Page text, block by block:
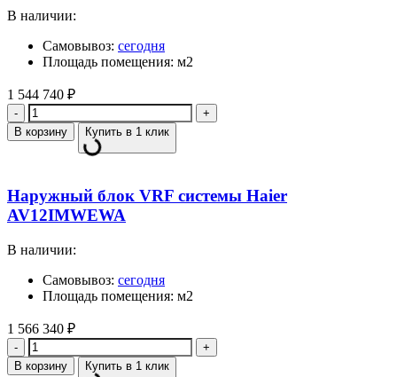
В наличии:
Самовывоз: сегодня
Площадь помещения: м2
1 544 740 ₽
Количество
В корзину Купить в 1 клик
Наружный блок VRF системы Haier
AV12IMWEWA
В наличии:
Самовывоз: сегодня
Площадь помещения: м2
1 566 340 ₽
Количество
В корзину Купить в 1 клик